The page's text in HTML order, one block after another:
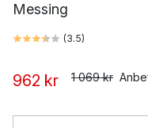
Messing
(3.5)
962 kr 1 069 kr